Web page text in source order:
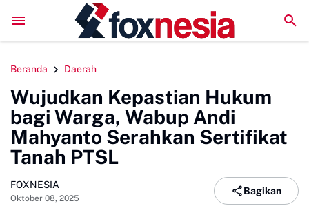
LPM Penalaran UNM Gelar Sidang Pleno, Evaluasi Kinerja
Beranda Daerah
Wujudkan Kepastian Hukum
bagi Warga, Wabup Andi
Mahyanto Serahkan Sertifikat
Tanah PTSL
FOXNESIA
Oktober 08, 2025
Bagikan